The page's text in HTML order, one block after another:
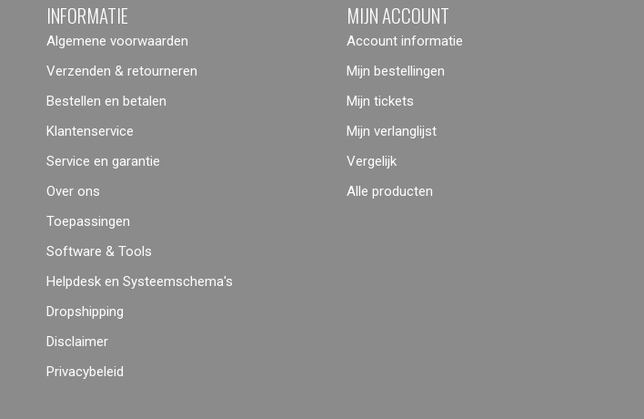
INFORMATIE
Algemene voorwaarden
Verzenden & retourneren
Bestellen en betalen
Klantenservice
Service en garantie
Over ons
Toepassingen
Software & Tools
Helpdesk en Systeemschema's
Dropshipping
Disclaimer
Privacybeleid
MIJN ACCOUNT
Account informatie
Mijn bestellingen
Mijn tickets
Mijn verlanglijst
Vergelijk
Alle producten